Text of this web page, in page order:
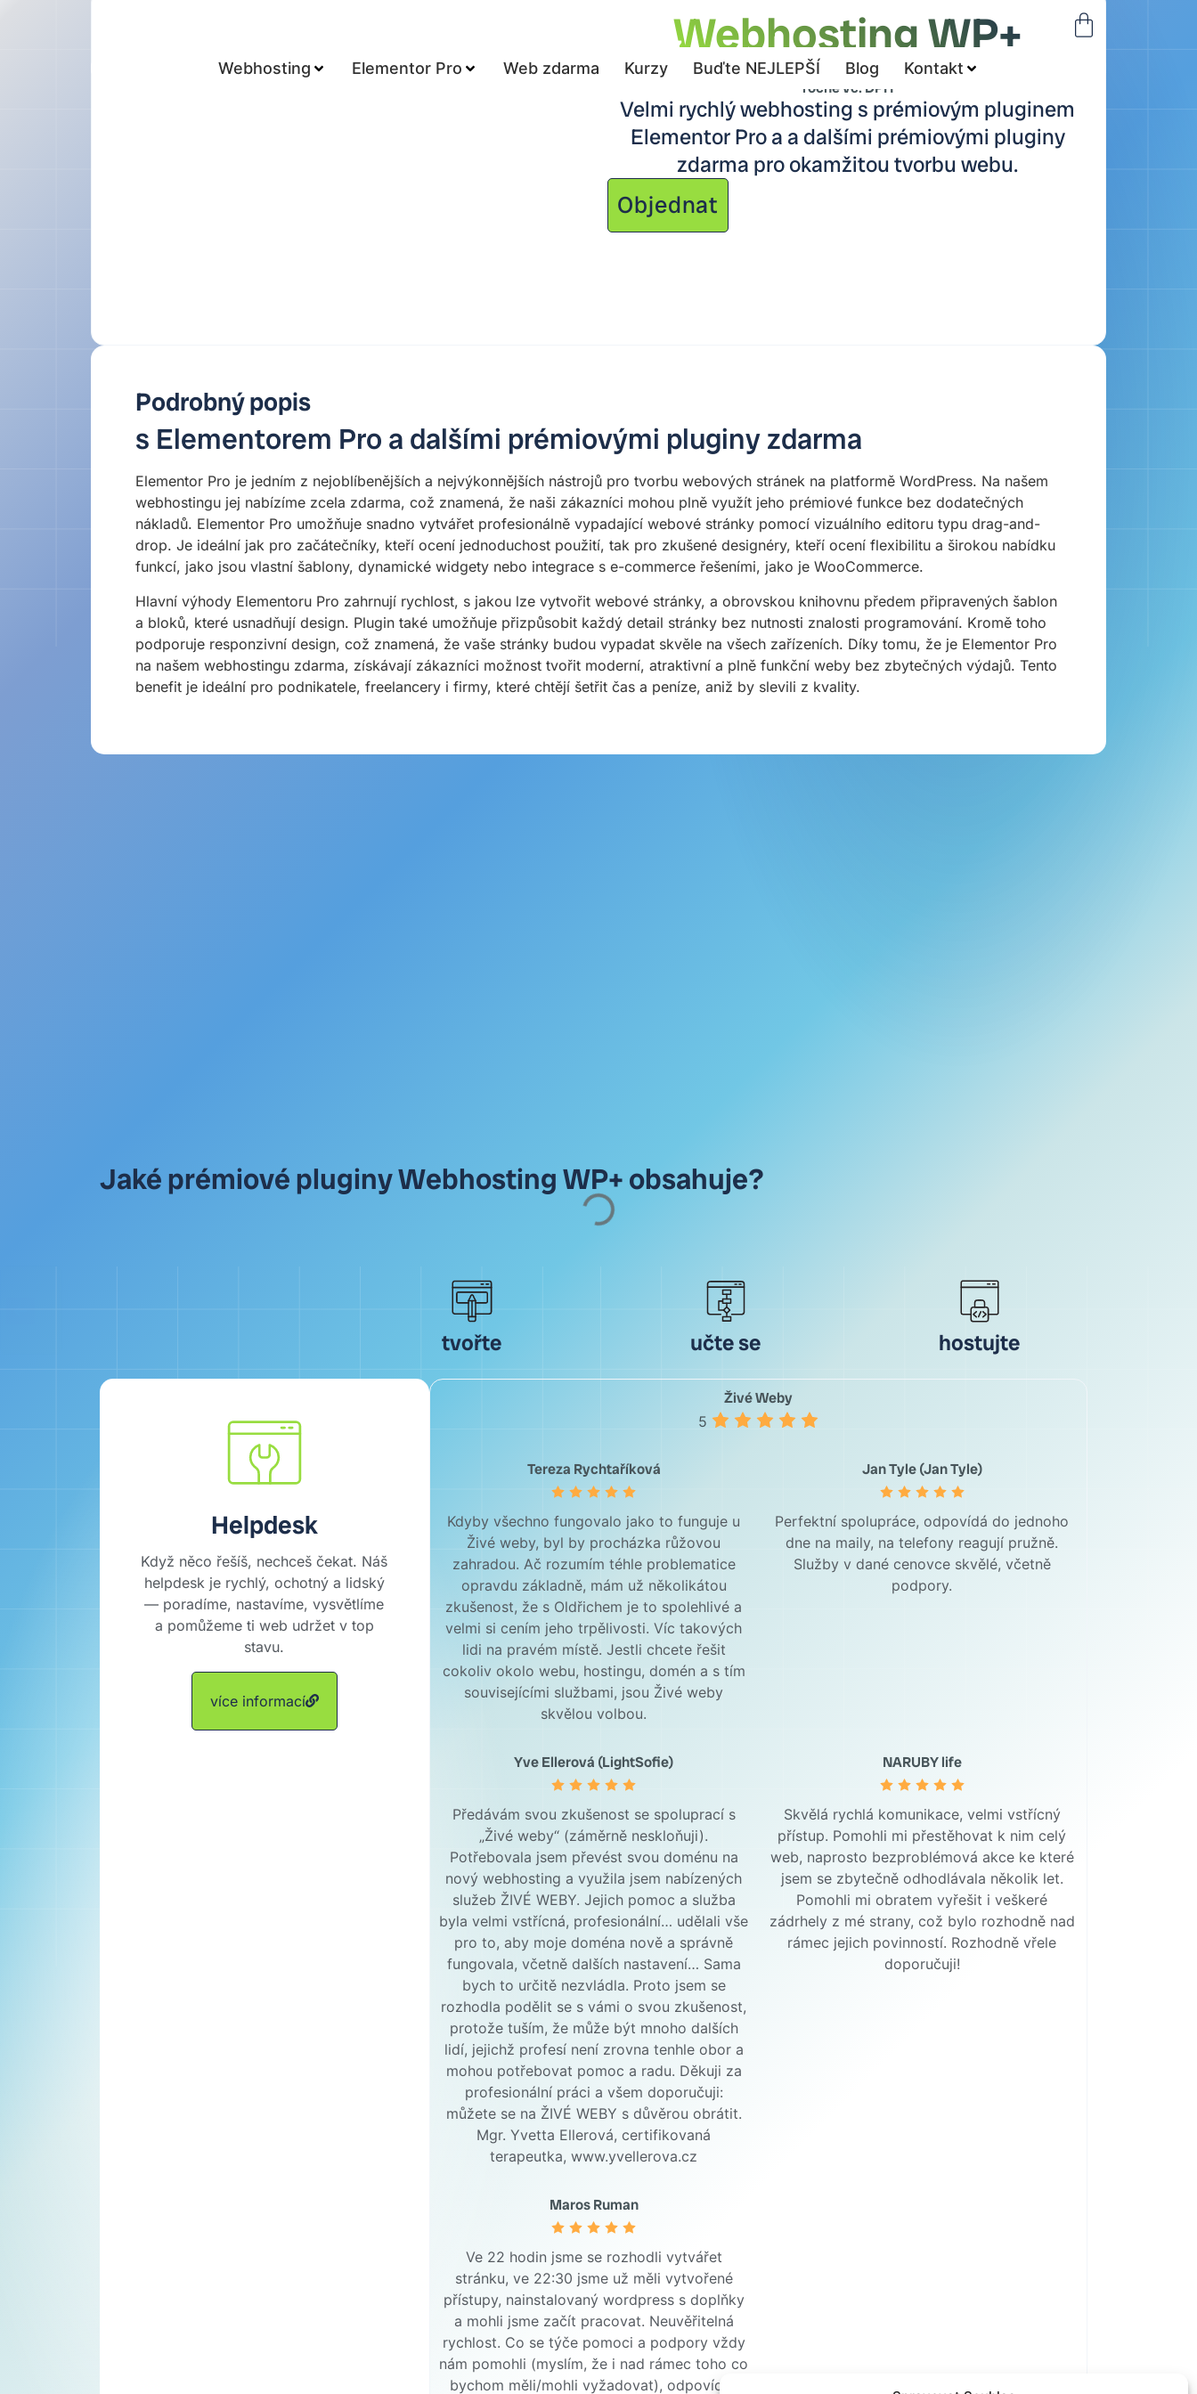
živéweby.cz
Webhosting Elementor Pro Web zdarma Kurzy Buďte NEJLEPŠÍ Blog Kontakt
Webhosting WP+
1800Kč
ročně vč. DPH
Velmi rychlý webhosting s prémiovým pluginem
Elementor Pro a a dalšími prémiovými pluginy
zdarma pro okamžitou tvorbu webu.
Objednat
Podrobný popis
s Elementorem Pro a dalšími prémiovými pluginy zdarma
Elementor Pro je jedním z nejoblíbenějších a nejvýkonnějších nástrojů pro tvorbu webových stránek na platformě WordPress. Na našem
webhostingu jej nabízíme zcela zdarma, což znamená, že naši zákazníci mohou plně využít jeho prémiové funkce bez dodatečných
nákladů. Elementor Pro umožňuje snadno vytvářet profesionálně vypadající webové stránky pomocí vizuálního editoru typu drag-and-
drop. Je ideální jak pro začátečníky, kteří ocení jednoduchost použití, tak pro zkušené designéry, kteří ocení flexibilitu a širokou nabídku
funkcí, jako jsou vlastní šablony, dynamické widgety nebo integrace s e-commerce řešeními, jako je WooCommerce.
Hlavní výhody Elementoru Pro zahrnují rychlost, s jakou lze vytvořit webové stránky, a obrovskou knihovnu předem připravených šablon
a bloků, které usnadňují design. Plugin také umožňuje přizpůsobit každý detail stránky bez nutnosti znalosti programování. Kromě toho
podporuje responzivní design, což znamená, že vaše stránky budou vypadat skvěle na všech zařízeních. Díky tomu, že je Elementor Pro
na našem webhostingu zdarma, získávají zákazníci možnost tvořit moderní, atraktivní a plně funkční weby bez zbytečných výdajů. Tento
benefit je ideální pro podnikatele, freelancery i firmy, které chtějí šetřit čas a peníze, aniž by slevili z kvality.
Jaké prémiové pluginy Webhosting WP+ obsahuje?
tvořte učte se hostujte
Helpdesk
Když něco řešíš, nechceš čekat. Náš
helpdesk je rychlý, ochotný a lidský
— poradíme, nastavíme, vysvětlíme
a pomůžeme ti web udržet v top
stavu.
více informací
Živé Weby
5
Tereza Rychtaříková
Kdyby všechno fungovalo jako to funguje u
Živé weby, byl by procházka růžovou
zahradou. Ač rozumím téhle problematice
opravdu základně, mám už několikátou
zkušenost, že s Oldřichem je to spolehlivé a
velmi si cením jeho trpělivosti. Víc takových
lidi na pravém místě. Jestli chcete řešit
cokoliv okolo webu, hostingu, domén a s tím
souvisejícími službami, jsou Živé weby
skvělou volbou.
Jan Tyle (Jan Tyle)
Perfektní spolupráce, odpovídá do jednoho
dne na maily, na telefony reagují pružně.
Služby v dané cenovce skvělé, včetně
podpory.
Yve Ellerová (LightSofie)
Předávám svou zkušenost se spoluprací s
„Živé weby“ (záměrně neskloňuji).
Potřebovala jsem převést svou doménu na
nový webhosting a využila jsem nabízených
služeb ŽIVÉ WEBY. Jejich pomoc a služba
byla velmi vstřícná, profesionální… udělali vše
pro to, aby moje doména nově a správně
fungovala, včetně dalších nastavení… Sama
bych to určitě nezvládla. Proto jsem se
rozhodla podělit se s vámi o svou zkušenost,
protože tuším, že může být mnoho dalších
lidí, jejichž profesí není zrovna tenhle obor a
mohou potřebovat pomoc a radu. Děkuji za
profesionální práci a všem doporučuji:
můžete se na ŽIVÉ WEBY s důvěrou obrátit.
Mgr. Yvetta Ellerová, certifikovaná
terapeutka, www.yvellerova.cz
NARUBY life
Skvělá rychlá komunikace, velmi vstřícný
přístup. Pomohli mi přestěhovat k nim celý
web, naprosto bezproblémová akce ke které
jsem se zbytečně odhodlávala několik let.
Pomohli mi obratem vyřešit i veškeré
zádrhely z mé strany, což bylo rozhodně nad
rámec jejich povinností. Rozhodně vřele
doporučuji!
Maros Ruman
Ve 22 hodin jsme se rozhodli vytvářet
stránku, ve 22:30 jsme už měli vytvořené
přístupy, nainstalovaný wordpress s doplňky
a mohli jsme začít pracovat. Neuvěřitelná
rychlost. Co se týče pomoci a podpory vždy
nám pomohli (myslím, že i nad rámec toho co
bychom měli/mohli vyžadovat), odpovídají